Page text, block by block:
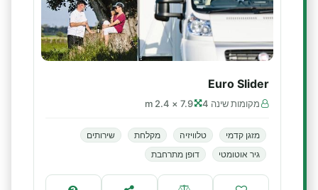
Euro Slider
מקומות שינה 4 7.9 × 2.4 m
מזגן קדמי טלוויזיה מקלחת
שירותים
גיר אוטומטי
דופן מתרחבת